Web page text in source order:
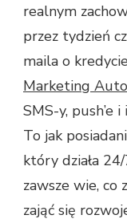
realnym
przez tydzień
maila o
Marketing
SMS-y, push’e
To jak
który działa
zawsze wie, co
zająć się